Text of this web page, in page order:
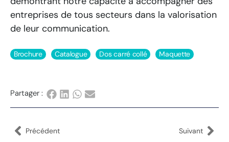
entreprises de tous secteurs dans la valorisation
de leur communication.
Brochure Catalogue Dos carré collé Maquette
Partager :
Précédent Suivant